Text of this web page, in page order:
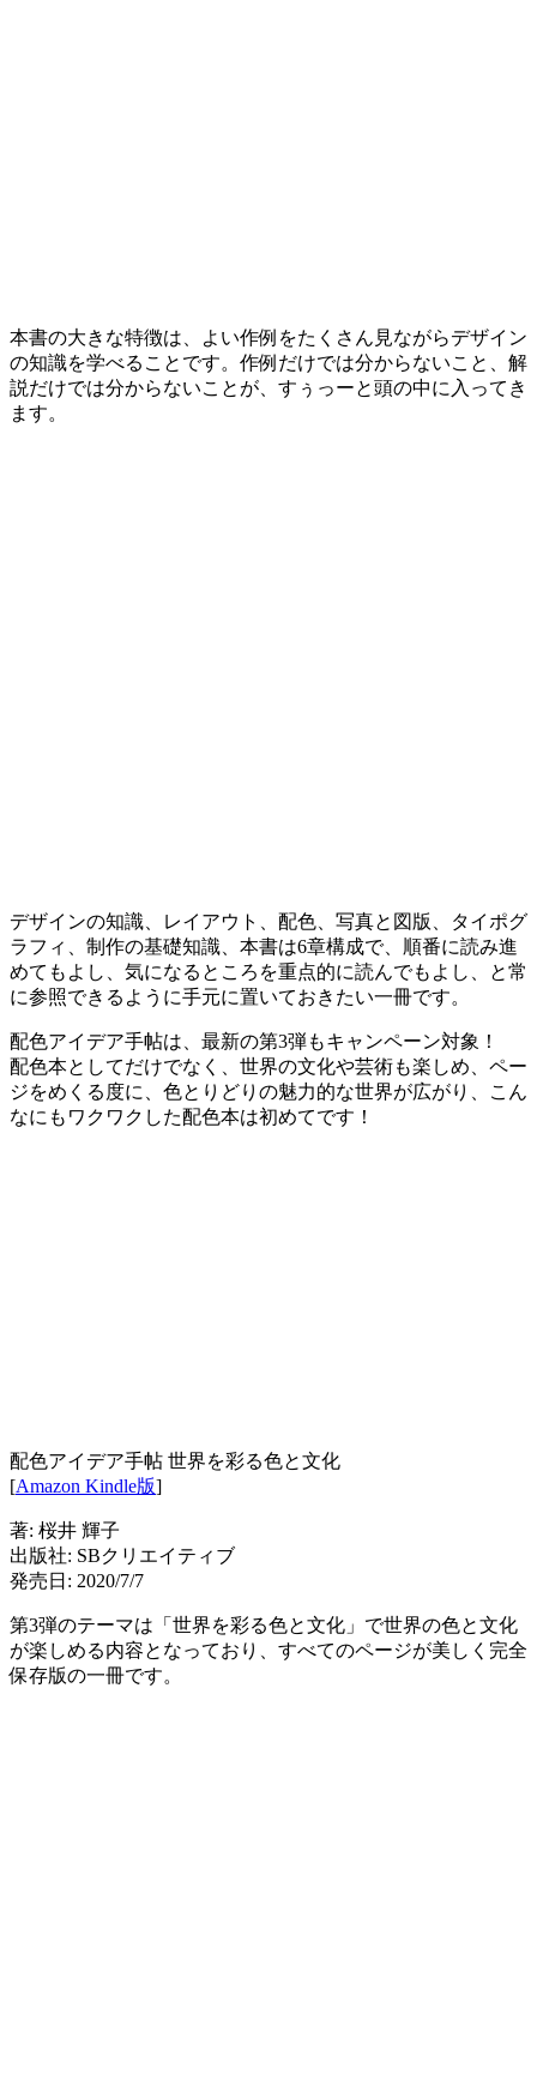
本書の大きな特徴は、よい作例をたくさん見ながらデザイン
の知識を学べることです。作例だけでは分からないこと、解
説だけでは分からないことが、すぅっーと頭の中に入ってき
ます。
デザインの知識、レイアウト、配色、写真と図版、タイポグ
ラフィ、制作の基礎知識、本書は6章構成で、順番に読み進
めてもよし、気になるところを重点的に読んでもよし、と常
に参照できるように手元に置いておきたい一冊です。
配色アイデア手帖は、最新の第3弾もキャンペーン対象！
配色本としてだけでなく、世界の文化や芸術も楽しめ、ペー
ジをめくる度に、色とりどりの魅力的な世界が広がり、こん
なにもワクワクした配色本は初めてです！
配色アイデア手帖 世界を彩る色と文化
[Amazon Kindle版]
著: 桜井 輝子
出版社: SBクリエイティブ
発売日: 2020/7/7
第3弾のテーマは「世界を彩る色と文化」で世界の色と文化
が楽しめる内容となっており、すべてのページが美しく完全
保存版の一冊です。